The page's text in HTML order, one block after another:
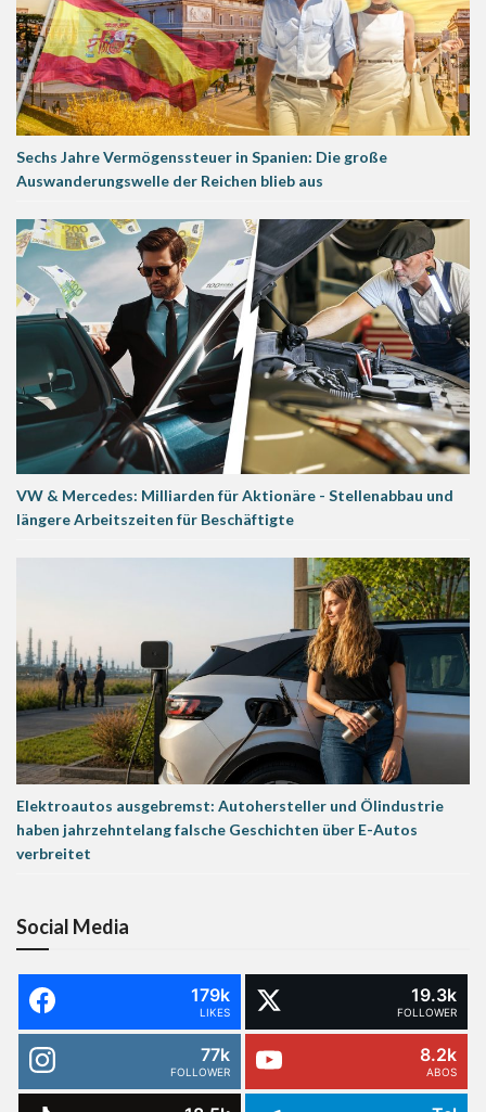
Sechs Jahre Vermögenssteuer in Spanien: Die große
Auswanderungswelle der Reichen blieb aus
VW & Mercedes: Milliarden für Aktionäre - Stellenabbau und
längere Arbeitszeiten für Beschäftigte
Elektroautos ausgebremst: Autohersteller und Ölindustrie
haben jahrzehntelang falsche Geschichten über E-Autos
verbreitet
Social Media
179k
LIKES
19.3k
FOLLOWER
77k
FOLLOWER
8.2k
ABOS